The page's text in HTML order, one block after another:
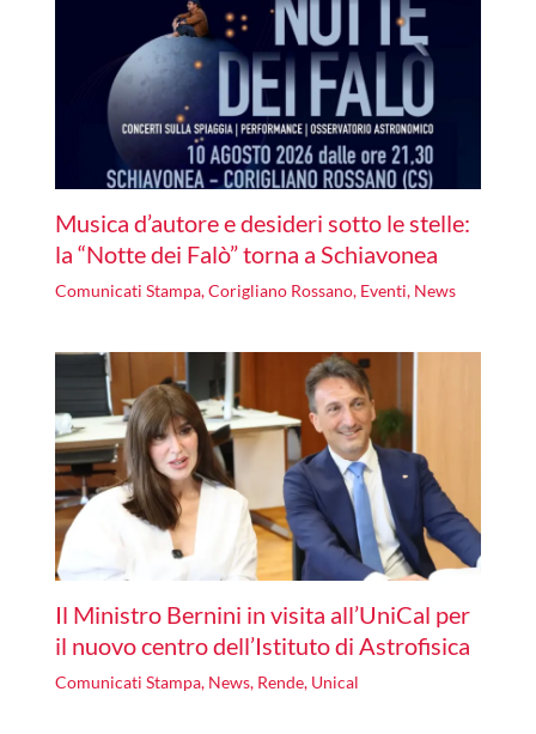
Musica d’autore e desideri sotto le stelle:
la “Notte dei Falò” torna a Schiavonea
Comunicati Stampa,Corigliano Rossano, Eventi, News
Il Ministro Bernini in visita all’UniCal per
il nuovo centro dell’Istituto di Astrofisica
Comunicati Stampa, News, Rende, Unical